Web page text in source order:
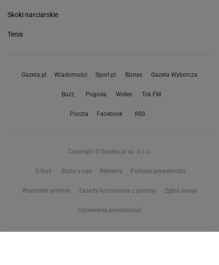
Skoki narciarskie
Tenis
Gazeta.pl Wiadomości Sport.pl Biznes Gazeta Wyborcza
Buzz Pogoda Wideo Tok.FM
Poczta Facebook RSS
Copyright © Gazeta.pl sp. z o.o.
O Nas Staże u nas Reklama Polityka prywatności
Wszystkie artykuły Zasady korzystania z portalu Zgłoś uwagi
Ustawienia prywatności